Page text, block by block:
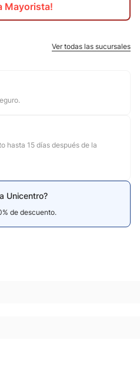
Mayorista!
Ver todas las sucursales
hasta 15 días después de la
Unicentro?
de descuento.